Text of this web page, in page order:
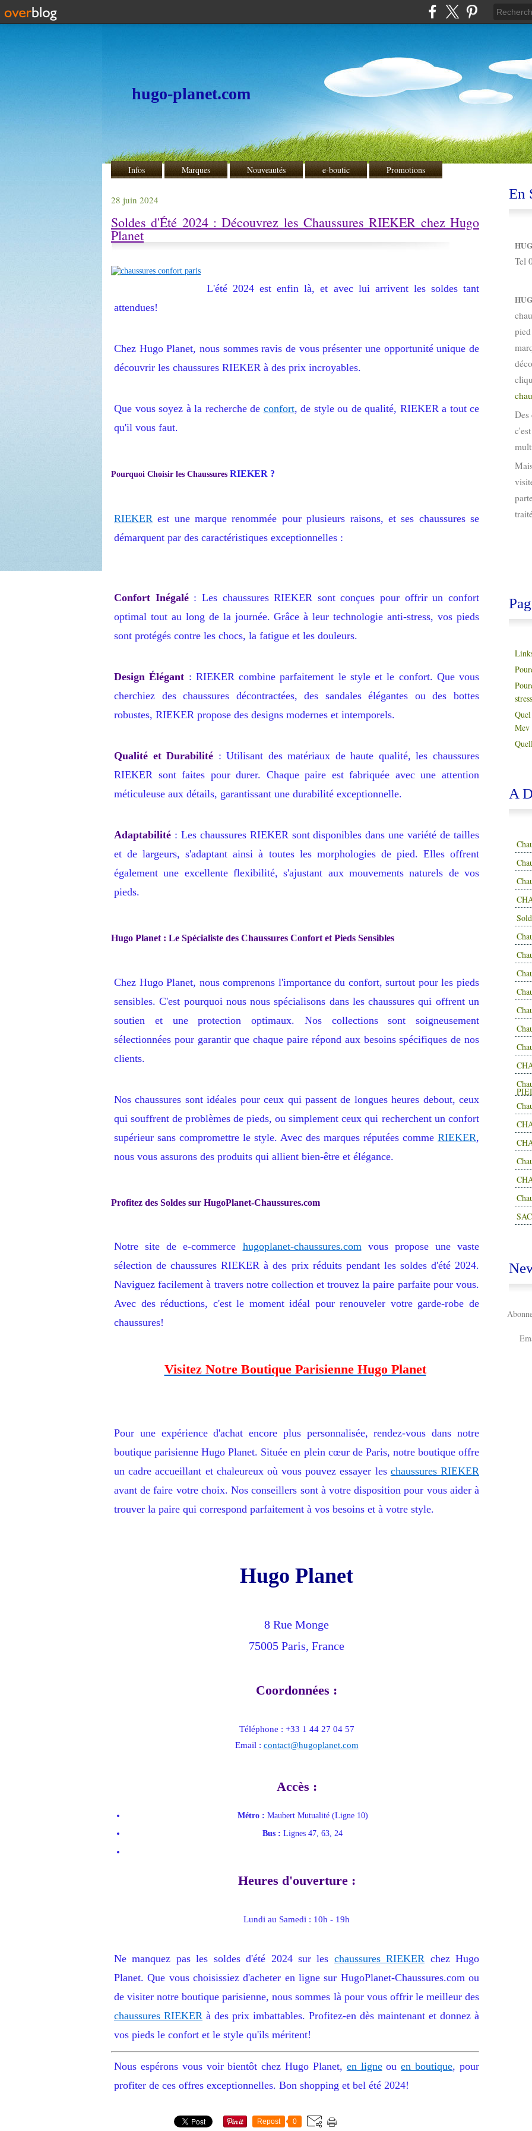
hugo-planet.com
Infos Marques Nouveautés e-boutic Promotions
28 juin 2024
Soldes d'Été 2024 : Découvrez les Chaussures RIEKER chez Hugo
Planet
L'été 2024 est enfin là, et avec lui arrivent les soldes tant
attendues!
Chez Hugo Planet, nous sommes ravis de vous présenter une opportunité unique de
découvrir les chaussures RIEKER à des prix incroyables.
Que vous soyez à la recherche de confort, de style ou de qualité, RIEKER a tout ce
qu'il vous faut.
Pourquoi Choisir les Chaussures RIEKER ?
RIEKER est une marque renommée pour plusieurs raisons, et ses chaussures se
démarquent par des caractéristiques exceptionnelles :
Confort Inégalé: Les chaussures RIEKER sont conçues pour offrir un confort
optimal tout au long de la journée. Grâce à leur technologie anti-stress, vos pieds
sont protégés contre les chocs, la fatigue et les douleurs.
Design Élégant : RIEKER combine parfaitement le style et le confort. Que vous
cherchiez des chaussures décontractées, des sandales élégantes ou des bottes
robustes, RIEKER propose des designs modernes et intemporels.
Qualité et Durabilité : Utilisant des matériaux de haute qualité, les chaussures
RIEKER sont faites pour durer. Chaque paire est fabriquée avec une attention
méticuleuse aux détails, garantissant une durabilité exceptionnelle.
Adaptabilité : Les chaussures RIEKER sont disponibles dans une variété de tailles
et de largeurs, s'adaptant ainsi à toutes les morphologies de pied. Elles offrent
également une excellente flexibilité, s'ajustant aux mouvements naturels de vos
pieds.
Hugo Planet : Le Spécialiste des Chaussures Confort et Pieds Sensibles
Chez Hugo Planet, nous comprenons l'importance du confort, surtout pour les pieds
sensibles. C'est pourquoi nous nous spécialisons dans les chaussures qui offrent un
soutien et une protection optimaux. Nos collections sont soigneusement
sélectionnées pour garantir que chaque paire répond aux besoins spécifiques de nos
clients.
Nos chaussures sont idéales pour ceux qui passent de longues heures debout, ceux
qui souffrent de problèmes de pieds, ou simplement ceux qui recherchent un confort
supérieur sans compromettre le style. Avec des marques réputées comme RIEKER,
nous vous assurons des produits qui allient bien-être et élégance.
Profitez des Soldes sur HugoPlanet-Chaussures.com
Notre site de e-commerce hugoplanet-chaussures.comvous propose une vaste
sélection de chaussures RIEKER à des prix réduits pendant les soldes d'été 2024.
Naviguez facilement à travers notre collection et trouvez la paire parfaite pour vous.
Avec des réductions, c'est le moment idéal pour renouveler votre garde-robe de
chaussures!
Visitez Notre Boutique Parisienne Hugo Planet
Pour une expérience d'achat encore plus personnalisée, rendez-vous dans notre
boutique parisienne Hugo Planet. Située en plein cœur de Paris, notre boutique offre
un cadre accueillant et chaleureux où vous pouvez essayer les chaussures RIEKER
avant de faire votre choix. Nos conseillers sont à votre disposition pour vous aider à
trouver la paire qui correspond parfaitement à vos besoins et à votre style.
Hugo Planet
8 Rue Monge
75005 Paris, France
Coordonnées :
Téléphone : +33 1 44 27 04 57
Email : contact@hugoplanet.com
Accès :
Métro : Maubert Mutualité (Ligne 10)
Bus : Lignes 47, 63, 24
Heures d'ouverture :
Lundi au Samedi : 10h - 19h
Ne manquez pas les soldes d'été 2024 sur les chaussures RIEKER chez Hugo
Planet. Que vous choisissiez d'acheter en ligne sur HugoPlanet-Chaussures.com ou
de visiter notre boutique parisienne, nous sommes là pour vous offrir le meilleur des
chaussures RIEKER à des prix imbattables. Profitez-en dès maintenant et donnez à
vos pieds le confort et le style qu'ils méritent!
Nous espérons vous voir bientôt chez Hugo Planet, en ligneouen boutique, pour
profiter de ces offres exceptionnelles. Bon shopping et bel été 2024!
Repost 0
En
Tel
Des
Mev
A